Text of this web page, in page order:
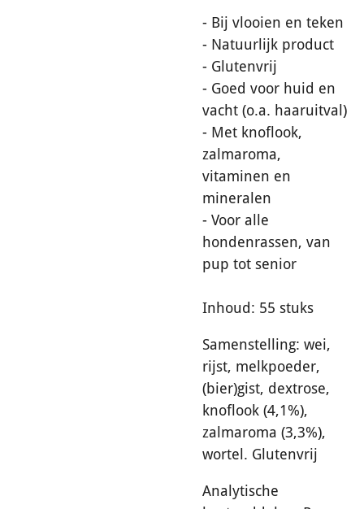
- Bij vlooien en teken
- Natuurlijk product
- Glutenvrij
- Goed voor huid en
vacht (o.a. haaruitval)
- Met knoflook,
zalmaroma,
vitaminen en
mineralen
- Voor alle
hondenrassen, van
pup tot senior
Inhoud: 55 stuks
Samenstelling: wei,
rijst, melkpoeder,
(bier)gist, dextrose,
knoflook (4,1%),
zalmaroma (3,3%),
wortel. Glutenvrij
Analytische